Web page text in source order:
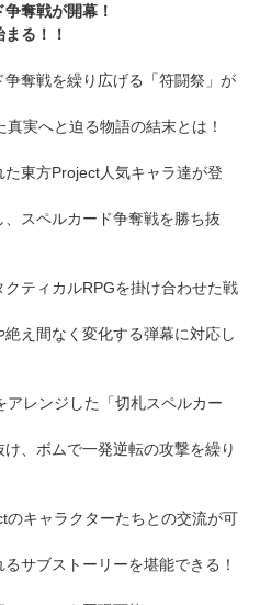
奪戦が開幕！
る！！
争奪戦を繰り広げる「符闘祭」が
実へと迫る物語の結末とは！
た東方Project人気キャラ達が登
スペルカード争奪戦を勝ち抜
クティカルRPGを掛け合わせた戦
え間なく変化する弾幕に対応し
アレンジした「切札スペルカー
、ボムで一発逆転の攻撃を繰り
のキャラクターたちとの交流が可
サブストーリーを堪能できる！